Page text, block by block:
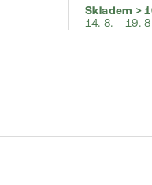
Skladem >
14. 8. – 19.